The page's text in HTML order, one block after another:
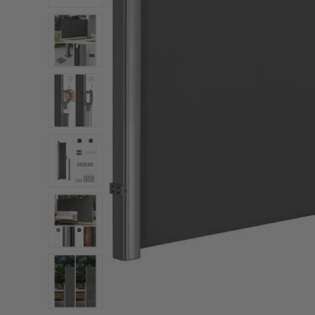
View larger image
View larger image
View larger image
View larger image